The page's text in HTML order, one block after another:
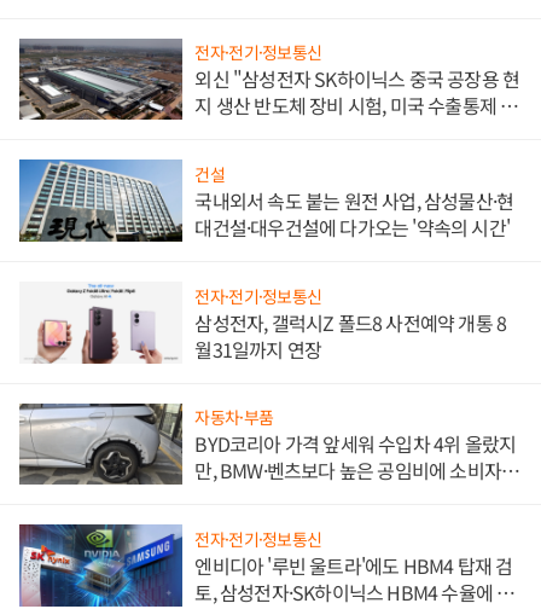
전자·전기·정보통신
외신 "삼성전자 SK하이닉스 중국 공장용 현
지 생산 반도체 장비 시험, 미국 수출통제 대
건설
국내외서 속도 붙는 원전 사업, 삼성물산·현
대건설·대우건설에 다가오는 '약속의 시간'
전자·전기·정보통신
삼성전자, 갤럭시Z 폴드8 사전예약 개통 8
월31일까지 연장
자동차·부품
BYD코리아 가격 앞세워 수입차 4위 올랐지
만, BMW·벤츠보다 높은 공임비에 소비자
전자·전기·정보통신
엔비디아 '루빈 울트라'에도 HBM4 탑재 검
토, 삼성전자·SK하이닉스 HBM4 수율에 주